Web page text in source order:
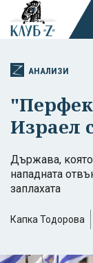
АНАЛИЗИ
Израел
Държава,
нападната
заплахата
Капка Тодорова